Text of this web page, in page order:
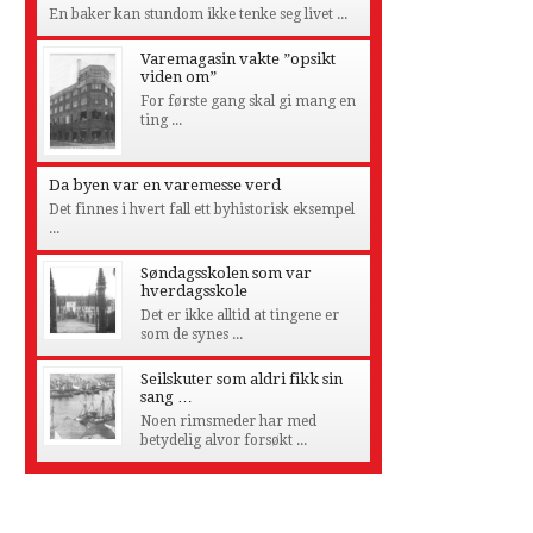
En baker kan stundom ikke tenke seg livet ...
Varemagasin vakte ”opsikt
viden om”
For første gang skal gi mang en
ting ...
Da byen var en varemesse verd
Det finnes i hvert fall ett byhistorisk eksempel
...
Søndagsskolen som var
hverdagsskole
Det er ikke alltid at tingene er
som de synes ...
Seilskuter som aldri fikk sin
sang …
Noen rimsmeder har med
betydelig alvor forsøkt ...